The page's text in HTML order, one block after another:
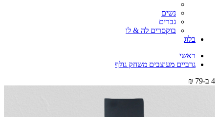
נשים
גברים
בוקסרים לה & לו
בלוג
ראשי
גרביים מעוצבים משחק גולף
4 ב-79 ₪